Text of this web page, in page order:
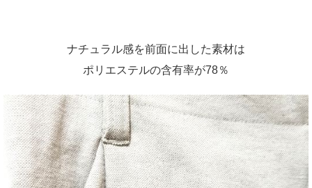
ナチュラル感を前面に出した素材は
ポリエステルの含有率が78％